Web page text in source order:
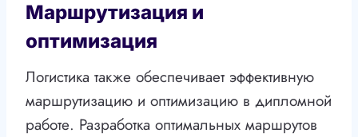
Маршрутизация и
оптимизация
Логистика также обеспечивает эффективную
маршрутизацию и оптимизацию в дипломной
работе. Разработка оптимальных маршрутов